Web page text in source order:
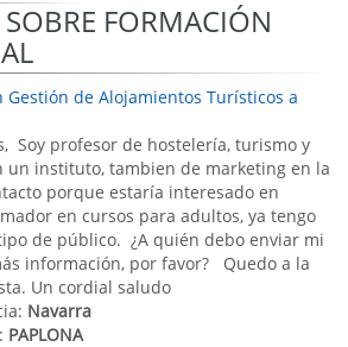
FORMACIÓN
Gestión de Alojamientos Turísticos a
Soy profesor de hostelería, turismo y
un instituto, tambien de marketing en la
porque estaría interesado en
en cursos para adultos, ya tengo
de público. ¿A quién debo enviar mi
información, por favor? Quedo a la
Un cordial saludo
Navarra
PAPLONA